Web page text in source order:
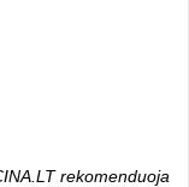
rekomenduoja